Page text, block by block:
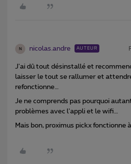
N nicolas.andre AUTEUR
J'ai dû tout désinstallé et
laisser le tout se rallumer et
refonctionne…
Je ne comprends pas pourquoi
problèmes avec l'appli et le wifi…
Mais bon, proximus pickx fonctionne